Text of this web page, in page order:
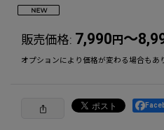
販売価格: 7,990 円 ～
オプションにより価格が変わる場合もあ